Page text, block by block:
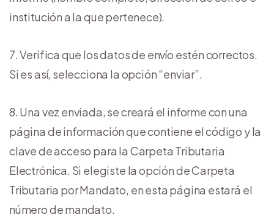
institución a la que pertenece).
Verifica que los datos de envío estén correctos.
Si es así, selecciona la opción “enviar”.
Una vez enviada, se creará el informe con una
página de información que contiene el código y la
clave de acceso para la Carpeta Tributaria
Electrónica. Si elegiste la opción de Carpeta
Tributaria por Mandato, en esta página estará el
número de mandato.